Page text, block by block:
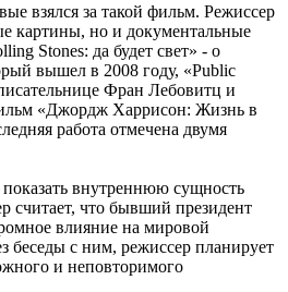
взялся за такой фильм. Режиссер
картины, но и документальные
Stones: да будет свет» - о
вышел в 2008 году, «Public
Фран Лебовитц и
«Джордж Харрисон: Жизнь в
работа отмечена двумя
показать внутреннюю сущность
считает, что бывший президент
влияние на мировой
беседы с ним, режиссер планирует
и неповторимого